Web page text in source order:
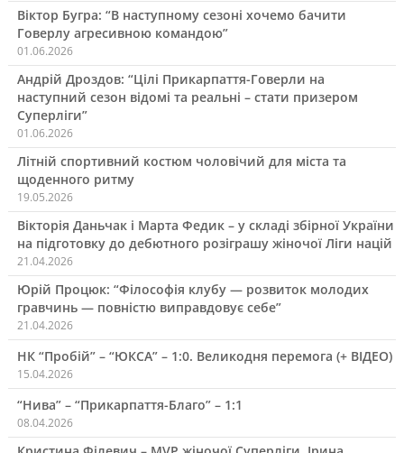
Віктор Бугра: “В наступному сезоні хочемо бачити
Говерлу агресивною командою”
01.06.2026
Андрій Дроздов: “Цілі Прикарпаття-Говерли на
наступний сезон відомі та реальні – стати призером
Суперліги”
01.06.2026
Літній спортивний костюм чоловічий для міста та
щоденного ритму
19.05.2026
Вікторія Даньчак і Марта Федик – у складі збірної України
на підготовку до дебютного розіграшу жіночої Ліги націй
21.04.2026
Юрій Процюк: “Філософія клубу — розвиток молодих
гравчинь — повністю виправдовує себе”
21.04.2026
НК “Пробій” – “ЮКСА” – 1:0. Великодня перемога (+ ВІДЕО)
15.04.2026
“Нива” – “Прикарпаття-Благо” – 1:1
08.04.2026